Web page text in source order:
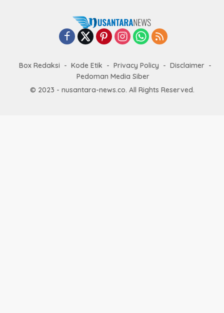
Box Redaksi Kode Etik Privacy Policy
Disclaimer
Pedoman Media Siber
© 2023 - nusantara-news.co. All Rights Reserved.